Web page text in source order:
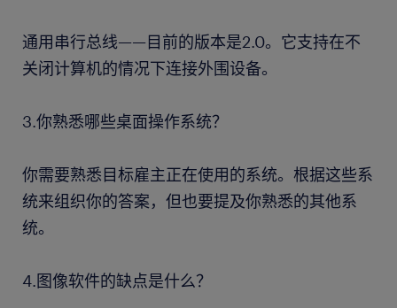
通用串行总线——目前的版本是2.0。它支持在不
关闭计算机的情况下连接外围设备。
3.你熟悉哪些桌面操作系统？
你需要熟悉目标雇主正在使用的系统。根据这些系
统来组织你的答案，但也要提及你熟悉的其他系
统。
4.图像软件的缺点是什么？